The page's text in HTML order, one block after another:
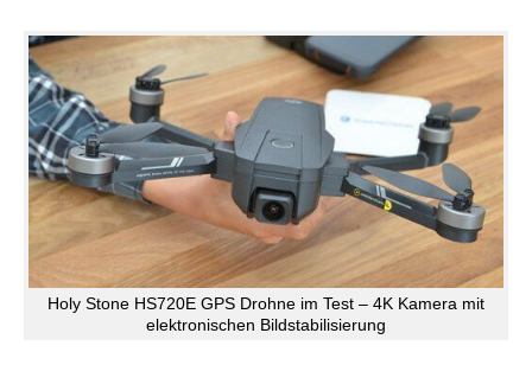
Holy Stone HS720E GPS Drohne im Test – 4K Kamera mit
elektronischen Bildstabilisierung